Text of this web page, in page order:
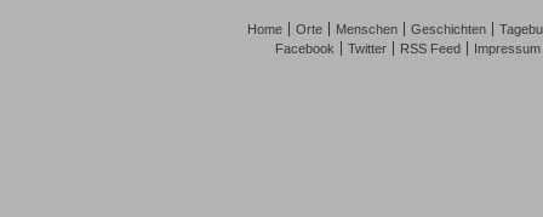
Home Orte Menschen Geschichten
Facebook
Twitter RSS Feed Impressum